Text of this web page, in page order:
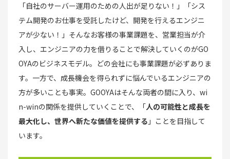
「自社のサーバー運用のための人出が足りない！」「シス
テム開発のお仕事を受託したけど、開発を行えるエンジニ
アが少ない！」そんなお客様の事業課題を、営業担当が介
入し、エンジニアの力を借りることで解決していくのがGO
OYAのビジネスモデル。どの会社にも事業課題が必ずありま
す。一方で、成長機会を得られずに悩んでいるエンジニアの
方が多いことも事実。GOOYAはそんな両者の間に入り、wi
n-winの関係を提供していくことで、「⼈の可能性と成⻑を
最⼤化し、世界へ新たな価値を提供する 」ことを目指して
います。